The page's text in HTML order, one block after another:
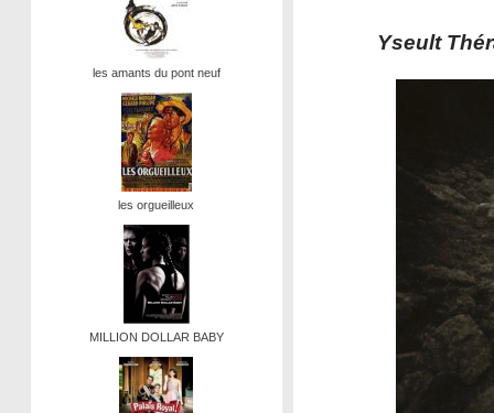
les amants du pont neuf
les orgueilleux
MILLION DOLLAR BABY
Yseult